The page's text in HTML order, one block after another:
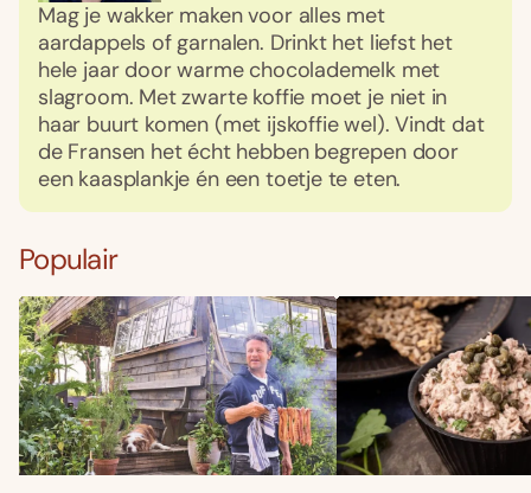
Mag je wakker maken voor alles met
aardappels of garnalen. Drinkt het liefst het
hele jaar door warme chocolademelk met
slagroom. Met zwarte koffie moet je niet in
haar buurt komen (met ijskoffie wel). Vindt dat
de Fransen het écht hebben begrepen door
een kaasplankje én een toetje te eten.
Populair